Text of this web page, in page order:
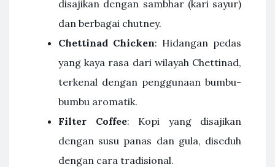
disajikan dengan sambhar (kari sayur)
dan berbagai chutney.
Chettinad Chicken: Hidangan pedas
yang kaya rasa dari wilayah Chettinad,
terkenal dengan penggunaan bumbu-
bumbu aromatik.
Filter Coffee: Kopi yang disajikan
dengan susu panas dan gula, diseduh
dengan cara tradisional.